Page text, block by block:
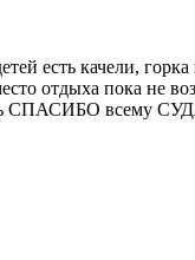
есть качели, горка
отдыха пока не
СПАСИБО всему